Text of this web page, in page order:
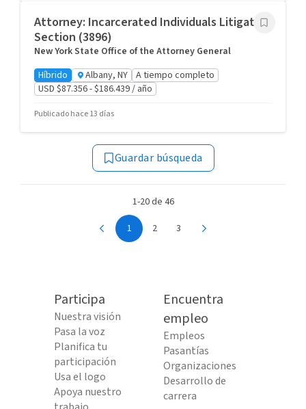
Attorney: Incarcerated Individuals Litigation
Section (3896)
New York State Office of the Attorney General
Híbrido
Albany, NY A tiempo completo
USD $87.356 - $186.439 / año
Publicado hace 13 días
Guardar búsqueda
1-20 de 46
1
2 3
Participa
Nuestra visión
Pasa la voz
Planifica tu
participación
Usa el logo
Apoya nuestro
Encuentra
empleo
Empleos
Pasantías
Organizaciones
Desarrollo de
carrera